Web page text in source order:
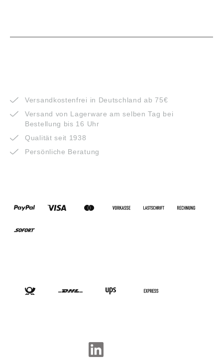
Versandkostenfrei in Deutschland ab 75€
Versand von Lagerware am selben Tag bei
Bestellung bis 16 Uhr
Qualität seit 1938
Persönliche Beratung